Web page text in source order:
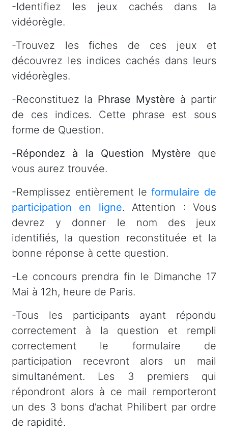
-Identifiez les jeux cachés dans la
vidéorègle.
-Trouvez les fiches de ces jeux et
découvrez les indices cachés dans leurs
vidéorègles.
-Reconstituez la Phrase Mystère à partir
de ces indices. Cette phrase est sous
forme de Question.
-Répondez à la Question Mystère que
vous aurez trouvée.
-Remplissez entièrement leformulaire de
participation en ligne. Attention : Vous
devrez y donner le nom des jeux
identifiés, la question reconstituée et la
bonne réponse à cette question.
-Le concours prendra fin le Dimanche 17
Mai à 12h, heure de Paris.
-Tous les participants ayant répondu
correctement à la question et rempli
correctement le formulaire de
participation recevront alors un mail
simultanément. Les 3 premiers qui
répondront alors à ce mail remporteront
un des 3 bons d’achat Philibert par ordre
de rapidité.